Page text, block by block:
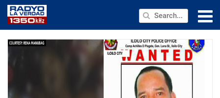
PUBLIC SERVICE
ABOUT